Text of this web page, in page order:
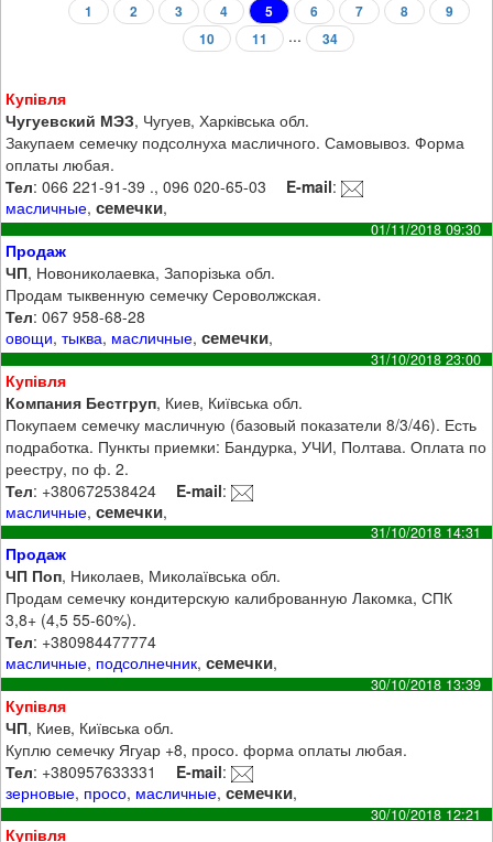
1 2 3 4 5 6 7 8
9
10
11 ... 34
Купівля
Чугуевский МЭЗ, Чугуев, Харківська обл.
Закупаем семечку подсолнуха масличного. Самовывоз. Форма
оплаты любая.
Тел: 066 221-91-39 ., 096 020-65-03 E-mail:
масличные,семечки,
01/11/2018 09:30
Продаж
ЧП, Новониколаевка, Запорізька обл.
Продам тыквенную семечку Сероволжская.
Тел: 067 958-68-28
овощи,тыква, масличные,семечки,
31/10/2018 23:00
Купівля
Компания Бестгруп, Киев, Київська обл.
Покупаем семечку масличную (базовый показатели 8/3/46). Есть
подработка. Пункты приемки: Бандурка, УЧИ, Полтава. Оплата по
реестру, по ф. 2.
Тел: +380672538424 E-mail:
масличные,семечки,
31/10/2018 14:31
Продаж
ЧП Поп, Николаев, Миколаївська обл.
Продам семечку кондитерскую калиброванную Лакомка, СПК
3,8+ (4,5 55-60%).
Тел: +380984477774
масличные, подсолнечник,семечки,
30/10/2018 13:39
Купівля
ЧП, Киев, Київська обл.
Куплю семечку Ягуар +8, просо. форма оплаты любая.
Тел: +380957633331 E-mail:
зерновые, просо, масличные,семечки,
30/10/2018 12:21
Купівля